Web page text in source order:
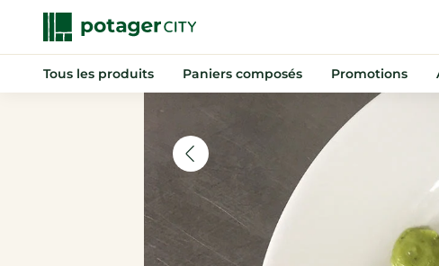
Tous les produits
Anti-gaspi
Paniers composés
Paniers composés Promotions